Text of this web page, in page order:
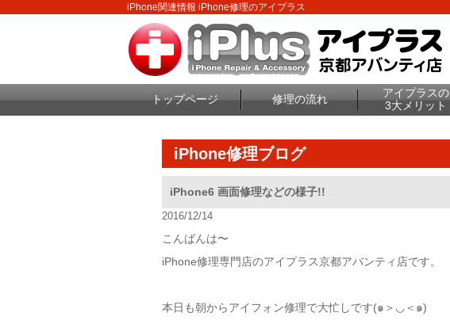
iPhone関連情報 iPhone修理のアイプラス
トップページ 修理の流れ
アイプラスの
3大メリット
iPhone修理ブログ
iPhone6 画面修理などの様子!!
2016/12/14
こんばんは〜
iPhone修理専門店のアイプラス京都アバンティ店です。
本日も朝からアイフォン修理で大忙しです(๑＞◡＜๑)